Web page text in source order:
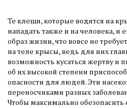
Те клещи, которые водятся на
нападать также и на человека, и
образ жизни, что вовсе не
на теле крысы, ведь для них
возможность кусаться жертву и
об их высокой степени
опасности для людей. Эти
переносчиками разных
Чтобы максимально обезопасить